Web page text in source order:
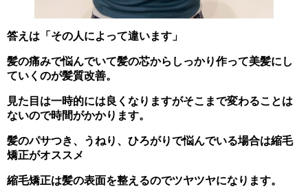
答えは「その人によって違います」
髪の痛みで悩んでいて髪の芯からしっかり作って美髪にし
ていくのが髪質改善。
見た目は一時的には良くなりますがそこまで変わることは
ないので時間がかかります。
髪のパサつき、うねり、ひろがりで悩んでいる場合は縮毛
矯正がオススメ
縮毛矯正は髪の表面を整えるのでツヤツヤになります。